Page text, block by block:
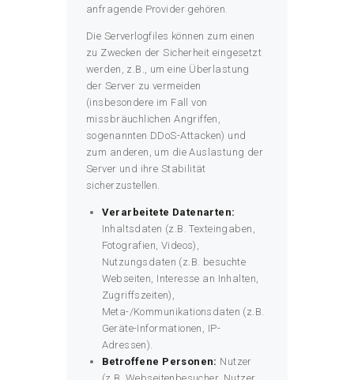
anfragende Provider gehören.
Die Serverlogfiles können zum einen
zu Zwecken der Sicherheit eingesetzt
werden, z.B., um eine Überlastung
der Server zu vermeiden
(insbesondere im Fall von
missbräuchlichen Angriffen,
sogenannten DDoS-Attacken) und
zum anderen, um die Auslastung der
Server und ihre Stabilität
sicherzustellen.
Verarbeitete Datenarten:
Inhaltsdaten (z.B. Texteingaben,
Fotografien, Videos),
Nutzungsdaten (z.B. besuchte
Webseiten, Interesse an Inhalten,
Zugriffszeiten),
Meta-/Kommunikationsdaten (z.B.
Geräte-Informationen, IP-
Adressen).
Betroffene Personen: Nutzer